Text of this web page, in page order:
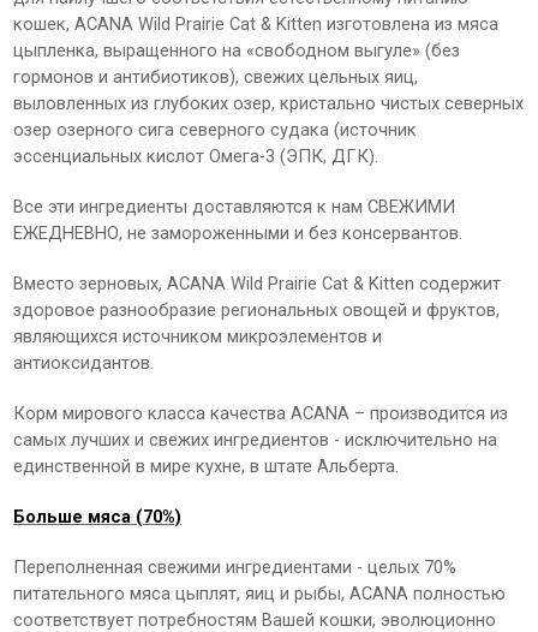
кошек, ACANA Wild Prairie Сat & Kitten изготовлена из мяса
цыпленка, выращенного на «свободном выгуле» (без
гормонов и антибиотиков), свежих цельных яиц,
выловленных из глубоких озер, кристально чистых северных
озер озерного сига северного судака (источник
эссенциальных кислот Омега-3 (ЭПК, ДГК).
Все эти ингредиенты доставляются к нам СВЕЖИМИ
ЕЖЕДНЕВНО, не замороженными и без консервантов.
Вместо зерновых, ACANA Wild Prairie Сat & Kitten содержит
здоровое разнообразие региональных овощей и фруктов,
являющихся источником микроэлементов и
антиоксидантов.
Корм мирового класса качества ACANA – производится из
самых лучших и свежих ингредиентов - исключительно на
единственной в мире кухне, в штате Альберта.
Больше мяса (70%)
Переполненная свежими ингредиентами - целых 70%
питательного мяса цыплят, яиц и рыбы, ACANA полностью
соответствует потребностям Вашей кошки, эволюционно